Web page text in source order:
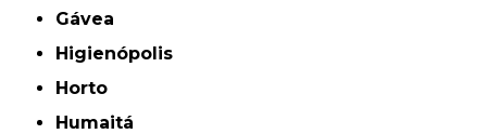
Gávea
Higienópolis
Horto
Humaitá